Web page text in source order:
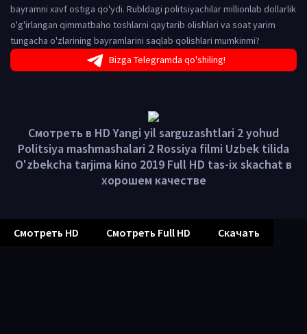
bayramni xavf ostiga qo'ydi. Rubldagi politsiyachilar millionlab dollarlik
o'g'irlangan qimmatbaho toshlarni qaytarib olishlari va soat yarim
tungacha o'zlarining bayramlarini saqlab qolishlari mumkinmi?
Bizga Telegramda qo'shiling!
Смотреть в HD Yangi yil sarguzashtlari 2 yohud
Politsiya mashmashalari 2 Rossiya filmi Uzbek tilida
O'zbekcha tarjima kino 2019 Full HD tas-ix skachat в
хорошем качестве
Смотреть HD Смотреть Full HD Скачать